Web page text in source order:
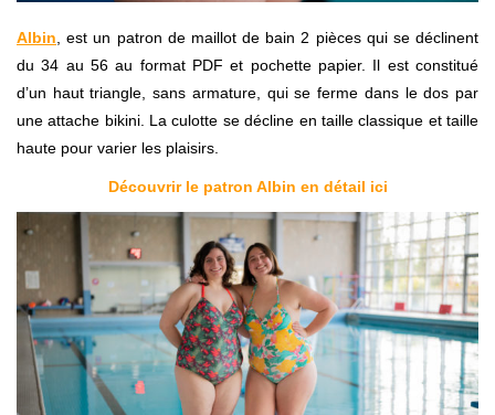
Albin , est un patron de maillot de bain 2 pièces qui se déclinent
du 34 au 56 au format PDF et pochette papier. Il est constitué
d’un haut triangle, sans armature, qui se ferme dans le dos par
une attache bikini. La culotte se décline en taille classique et taille
haute pour varier les plaisirs.
Découvrir le patron Albin en détail ici